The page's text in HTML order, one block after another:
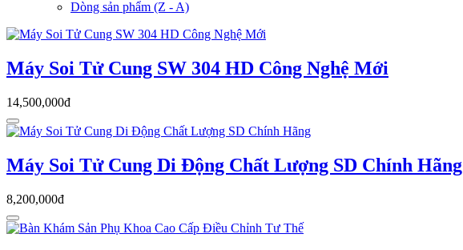
Dòng sản phẩm (Z - A)
Máy Soi Tử Cung SW 304 HD Công Nghệ Mới
14,500,000đ
Máy Soi Tử Cung Di Động Chất Lượng SD Chính Hãng
8,200,000đ